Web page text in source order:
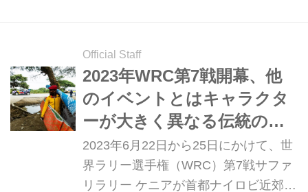
Official Staff
2023年WRC第7戦開幕、他
のイベントとはキャラクタ
ーが大きく異なる伝統のグ
ラベルラリー【サファリラ
リー ケニア プレビュー】
2023年6月22日から25日にかけて、世
界ラリー選手権（WRC）第7戦サファ
リラリー ケニアが首都ナイロビ近郊の